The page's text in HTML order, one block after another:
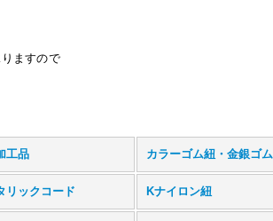
りますので
工品 カラーゴム紐・金銀ゴ
リックコード Kナイロン紐